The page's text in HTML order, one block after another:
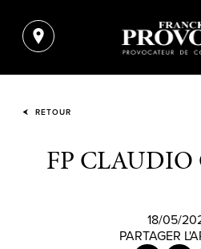
RETOUR
FP CLAUDIO
18/05/
PARTAGER